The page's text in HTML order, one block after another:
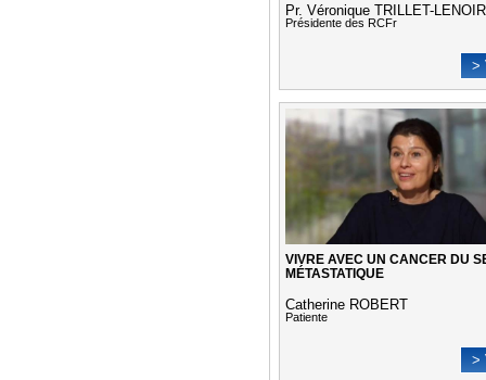
Pr. Véronique TRILLET-LENOIR
Présidente des RCFr
>
VIVRE AVEC UN CANCER DU
MÉTASTATIQUE
Catherine ROBERT
Patiente
>